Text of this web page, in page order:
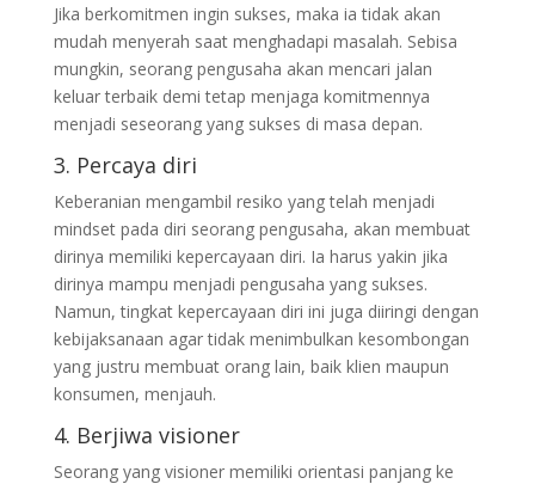
Jika berkomitmen ingin sukses, maka ia tidak akan
mudah menyerah saat menghadapi masalah. Sebisa
mungkin, seorang pengusaha akan mencari jalan
keluar terbaik demi tetap menjaga komitmennya
menjadi seseorang yang sukses di masa depan.
3. Percaya diri
Keberanian mengambil resiko yang telah menjadi
mindset pada diri seorang pengusaha, akan membuat
dirinya memiliki kepercayaan diri. Ia harus yakin jika
dirinya mampu menjadi pengusaha yang sukses.
Namun, tingkat kepercayaan diri ini juga diiringi dengan
kebijaksanaan agar tidak menimbulkan kesombongan
yang justru membuat orang lain, baik klien maupun
konsumen, menjauh.
4. Berjiwa visioner
Seorang yang visioner memiliki orientasi panjang ke